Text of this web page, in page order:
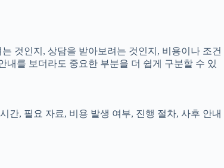
것인지, 상담을 받아보려는 것인지, 비용이나 조건
를 보더라도 중요한 부분을 더 쉽게 구분할 수 있
간, 필요 자료, 비용 발생 여부, 진행 절차, 사후 안내